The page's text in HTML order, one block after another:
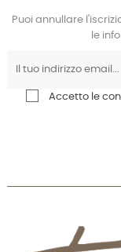
Puoi annullare
le
Accetto le